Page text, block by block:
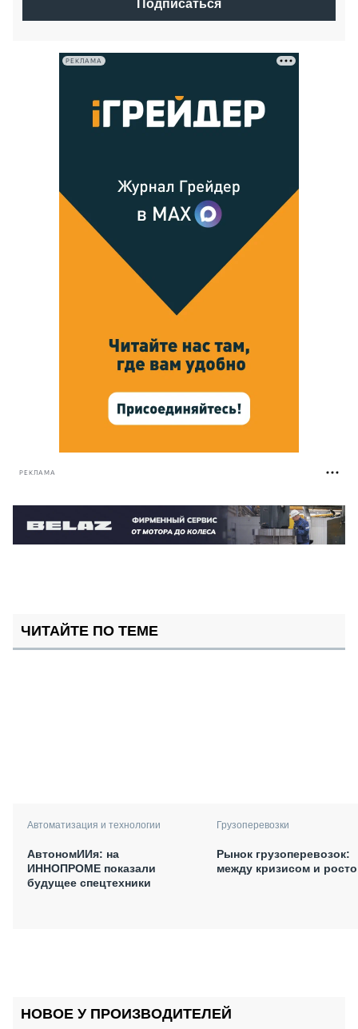
Подписаться
РЕКЛАМА
РЕКЛАМА
ЧИТАЙТЕ ПО ТЕМЕ
Автоматизация и технологии
АвтономИИя: на
ИННОПРОМЕ показали
будущее спецтехники
Грузоперевозки
Рынок грузоперевозок:
между кризисом и
НОВОЕ У ПРОИЗВОДИТЕЛЕЙ